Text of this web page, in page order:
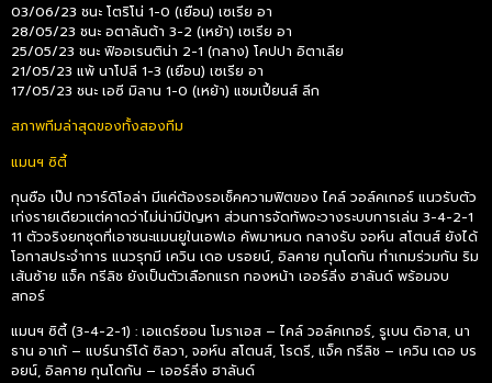
03/06/23 ชนะ โตริโน่ 1-0 (เยือน) เซเรีย อา
28/05/23 ชนะ อตาลันต้า 3-2 (เหย้า) เซเรีย อา
25/05/23 ชนะ ฟิออเรนติน่า 2-1 (กลาง) โคปปา อิตาเลีย
21/05/23 แพ้ นาโปลี 1-3 (เยือน) เซเรีย อา
17/05/23 ชนะ เอซี มิลาน 1-0 (เหย้า) แชมเปี้ยนส์ ลีก
สภาพทีมล่าสุดของทั้งสองทีม
แมนฯ ซิตี้
กุนซือ เป๊ป กวาร์ดิโอล่า มีแค่ต้องรอเช็คความฟิตของ ไคล์ วอล์คเกอร์ แนวรับตัว
เก่งรายเดียวแต่คาดว่าไม่น่ามีปัญหา ส่วนการจัดทัพจะวางระบบการเล่น 3-4-2-1
11 ตัวจริงยกชุดที่เอาชนะแมนยูในเอฟเอ คัพมาหมด กลางรับ จอห์น สโตนส์ ยังได้
โอกาสประจำการ แนวรุกมี เควิน เดอ บรอยน์, อิลคาย กุนโดกัน ทำเกมร่วมกัน ริม
เส้นซ้าย แจ็ค กรีลิช ยังเป็นตัวเลือกแรก กองหน้า เออร์ลิ่ง ฮาลันด์ พร้อมจบ
สกอร์
แมนฯ ซิตี้ (3-4-2-1) : เอแดร์ซอน โมราเอส – ไคล์ วอล์คเกอร์, รูเบน ดิอาส, นา
ธาน อาเก้ – แบร์นาร์โด้ ซิลวา, จอห์น สโตนส์, โรดรี, แจ็ค กรีลิช – เควิน เดอ บร
อยน์, อิลคาย กุนโดกัน – เออร์ลิ่ง ฮาลันด์